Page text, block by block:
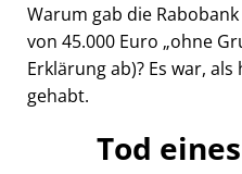
Warum gab die
von 45.000 Euro ohne
Erklärung ab)? Es war,
gehabt.
Tod